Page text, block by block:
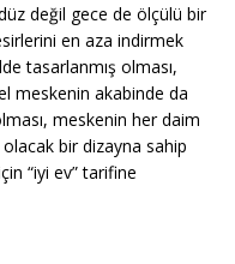
değil gece de ölçülü bir
en aza indirmek
tasarlanmış olması,
meskenin akabinde da
meskenin her daim
olacak bir dizayna sahip
“iyi ev” tarifine